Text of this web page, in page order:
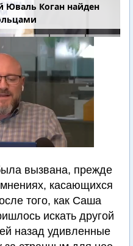
Юваль Коган найден
вызвана, прежде
касающихся
того, как Саша
искать другой
назад удивленные